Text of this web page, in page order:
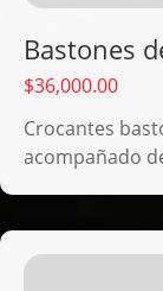
Bastones
$36,000.00
Crocantes
acompañado